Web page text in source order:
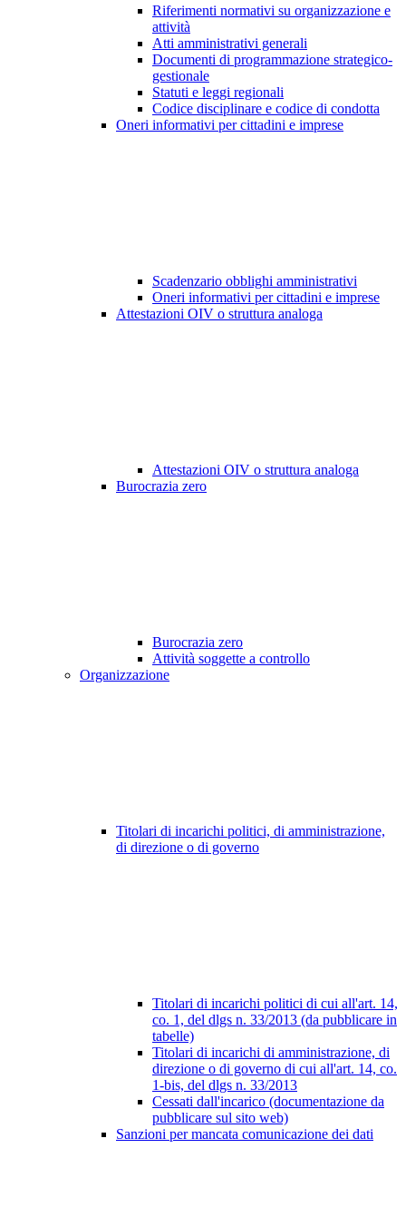
Riferimenti normativi su organizzazione e
attività
Atti amministrativi generali
Documenti di programmazione strategico-
gestionale
Statuti e leggi regionali
Codice disciplinare e codice di condotta
Oneri informativi per cittadini e imprese
Scadenzario obblighi amministrativi
Oneri informativi per cittadini e imprese
Attestazioni OIV o struttura analoga
Attestazioni OIV o struttura analoga
Burocrazia zero
Burocrazia zero
Attività soggette a controllo
Organizzazione
Titolari di incarichi politici, di amministrazione,
di direzione o di governo
Titolari di incarichi politici di cui all'art. 14,
co. 1, del dlgs n. 33/2013 (da pubblicare in
tabelle)
Titolari di incarichi di amministrazione, di
direzione o di governo di cui all'art. 14, co.
1-bis, del dlgs n. 33/2013
Cessati dall'incarico (documentazione da
pubblicare sul sito web)
Sanzioni per mancata comunicazione dei dati